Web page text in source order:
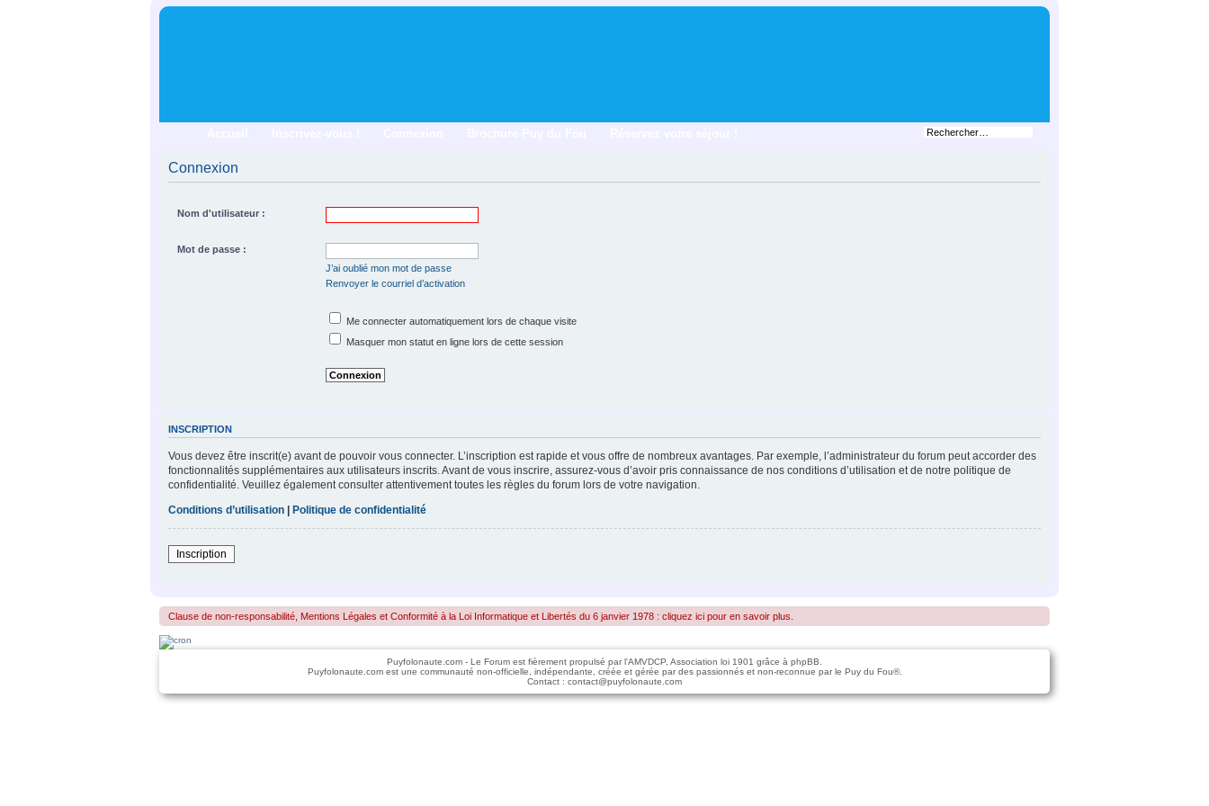
Connexion
Nom d'utilisateur :
Mot de passe :
J’ai oublié mon mot de passe
Renvoyer le courriel d’activation
Me connecter automatiquement lors de chaque visite
Masquer mon statut en ligne lors de cette session
INSCRIPTION
Vous devez être inscrit(e) avant de pouvoir vous connecter. L’inscription est rapide et vous offre de nombreux avantages. Par exemple, l’administrateur du forum peut accorder des
fonctionnalités supplémentaires aux utilisateurs inscrits. Avant de vous inscrire, assurez-vous d’avoir pris connaissance de nos conditions d’utilisation et de notre politique de
confidentialité. Veuillez également consulter attentivement toutes les règles du forum lors de votre navigation.
Conditions d’utilisation
Politique de confidentialité
Inscription
Clause de non-responsabilité, Mentions Légales et Conformité à la Loi Informatique et Libertés du 6 janvier 1978 : cliquez ici pour en savoir plus.
Puyfolonaute.com - Le Forum est fièrement propulsé par l'AMVDCP, Association loi 1901 grâce à phpBB.
Puyfolonaute.com est une communauté non-officielle, indépendante, créée et gérée par des passionnés et non-reconnue par le Puy du Fou®.
Contact : contact@puyfolonaute.com